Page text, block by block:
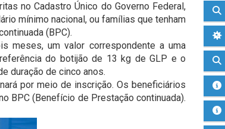
no Cadastro Único do Governo Federal,
mínimo nacional, ou famílias que tenham
(BPC).
meses, um valor correspondente a uma
do botijão de 13 kg de GLP e o
duração de cinco anos.
por meio de inscrição. Os beneficiários
BPC (Benefício de Prestação continuada).